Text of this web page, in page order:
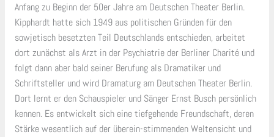
Anfang zu Beginn der 50er Jahre am Deutschen Theater Berlin.
Kipphardt hatte sich 1949 aus politischen Gründen für den
sowjetisch besetzten Teil Deutschlands entschieden, arbeitet
dort zunächst als Arzt in der Psychiatrie der Berliner Charité und
folgt dann aber bald seiner Berufung als Dramatiker und
Schriftsteller und wird Dramaturg am Deutschen Theater Berlin.
Dort lernt er den Schauspieler und Sänger Ernst Busch persönlich
kennen. Es entwickelt sich eine tiefgehende Freundschaft, deren
Stärke wesentlich auf der überein-stimmenden Weltensicht und